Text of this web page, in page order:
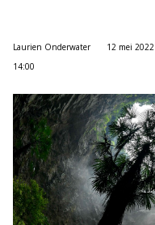
Laurien Onderwater
12 mei 2022
14:00